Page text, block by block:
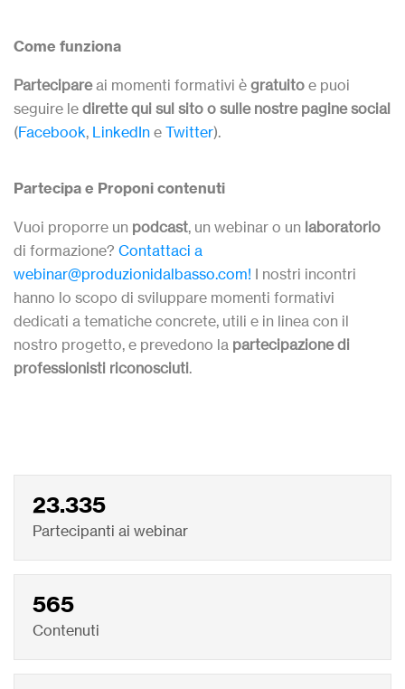
Come funziona
Partecipareai momenti formativi è gratuito e puoi
seguire le dirette qui sul sito o sulle nostre pagine social
(Facebook, LinkedIn e Twitter).
Partecipa e Proponi contenuti
Vuoi proporre un podcast, un webinar o un laboratorio
di formazione? Contattaci a
webinar@produzionidalbasso.com! I nostri incontri
hanno lo scopo di sviluppare momenti formativi
dedicati a tematiche concrete, utili e in linea con il
nostro progetto, e prevedono la partecipazione di
professionisti riconosciuti.
23.335
Partecipanti ai webinar
565
Contenuti